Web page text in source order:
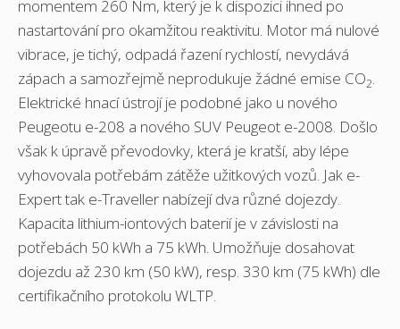
momentem 260 Nm, který je k dispozici ihned po
nastartování pro okamžitou reaktivitu. Motor má nulové
vibrace, je tichý, odpadá řazení rychlostí, nevydává
zápach a samozřejmě neprodukuje žádné emise CO2.
Elektrické hnací ústrojí je podobné jako u nového
Peugeotu e-208 a nového SUV Peugeot e-2008. Došlo
však k úpravě převodovky, která je kratší, aby lépe
vyhovovala potřebám zátěže užitkových vozů. Jak e-
Expert tak e-Traveller nabízejí dva různé dojezdy.
Kapacita lithium-iontových baterií je v závislosti na
potřebách 50 kWh a 75 kWh. Umožňuje dosahovat
dojezdu až 230 km (50 kW), resp. 330 km (75 kWh) dle
certifikačního protokolu WLTP.